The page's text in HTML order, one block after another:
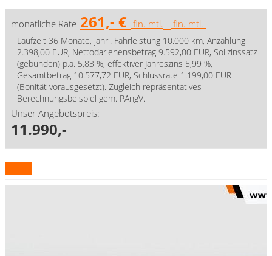
monatliche Rate 261,- € fin. mtl. fin. mtl.
Laufzeit 36 Monate, jährl. Fahrleistung 10.000 km, Anzahlung
2.398,00 EUR, Nettodarlehensbetrag 9.592,00 EUR, Sollzinssatz
(gebunden) p.a. 5,83 %, effektiver Jahreszins 5,99 %,
Gesamtbetrag 10.577,72 EUR, Schlussrate 1.199,00 EUR
(Bonität vorausgesetzt). Zugleich repräsentatives
Berechnungsbeispiel gem. PAngV.
Unser Angebotspreis:
11.990,-